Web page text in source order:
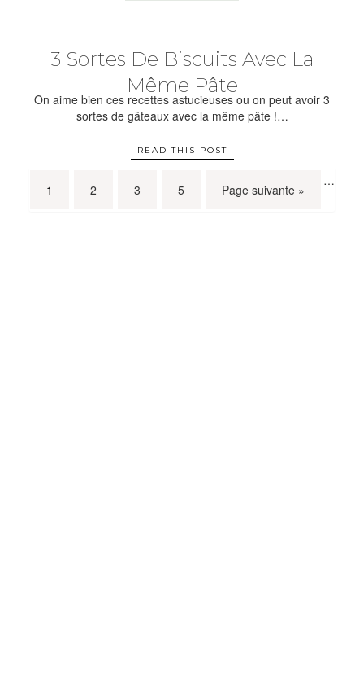
3 Sortes De Biscuits Avec La
Même Pâte
On aime bien ces recettes astucieuses ou on peut avoir 3
sortes de gâteaux avec la même pâte !…
READ THIS POST
1 2 3
…
5 Page suivante »